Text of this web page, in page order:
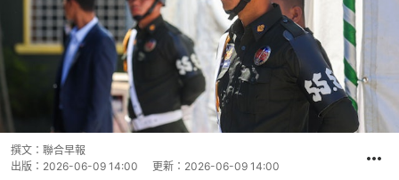
撰文： 聯合早報
出版： 2026-06-09 14:00 更新： 2026-06-09 14:00